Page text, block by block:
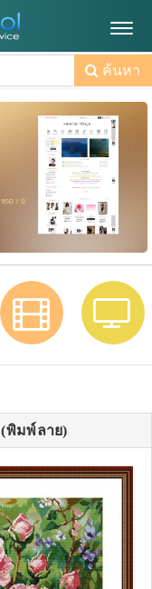
ค้นหา
(พิมพ์ลาย)